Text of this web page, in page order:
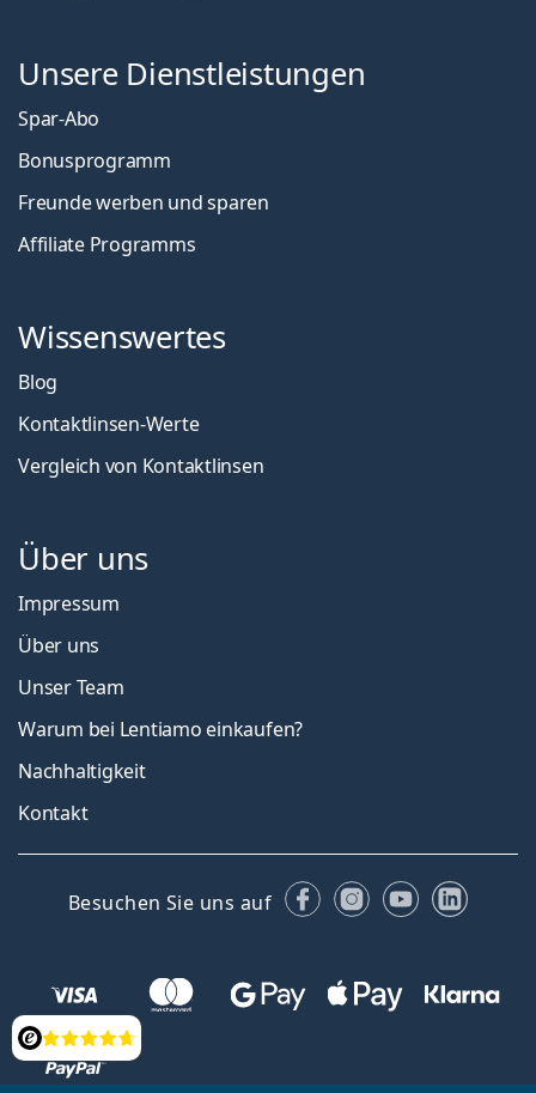
Bewertung
Unsere Dienstleistungen
Spar-Abo
Bonusprogramm
Freunde werben und sparen
Affiliate Programms
Wissenswertes
Blog
Kontaktlinsen-Werte
Vergleich von Kontaktlinsen
Über uns
Impressum
Über uns
Unser Team
Warum bei Lentiamo einkaufen?
Nachhaltigkeit
Kontakt
Besuchen Sie uns auf FacebookInstagram
YouTube